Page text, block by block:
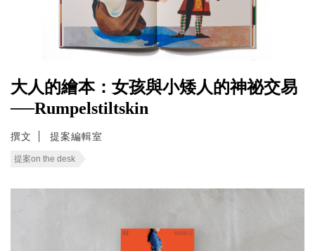
大人的繪本：女孩與小矮人的神祕交易
──Rumpelstiltskin
撰文 提案編輯室
提案on the desk